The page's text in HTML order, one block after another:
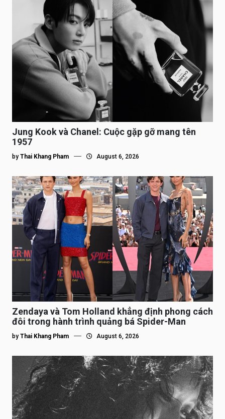
Jung Kook và Chanel: Cuộc gặp gỡ mang tên
1957
by Thai Khang Pham August 6, 2026
Zendaya và Tom Holland khẳng định phong cách
đôi trong hành trình quảng bá Spider-Man
by Thai Khang Pham August 6, 2026